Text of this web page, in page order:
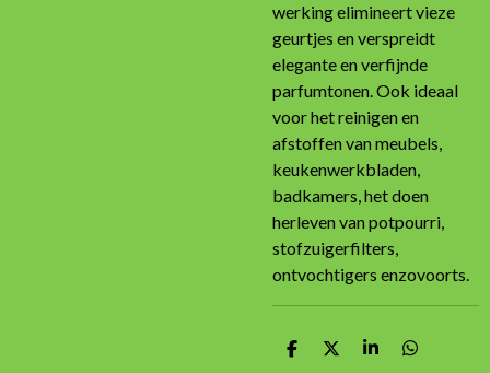
werking elimineert vieze
geurtjes en verspreidt
elegante en verfijnde
parfumtonen. Ook ideaal
voor het reinigen en
afstoffen van meubels,
keukenwerkbladen,
badkamers, het doen
herleven van potpourri,
stofzuigerfilters,
ontvochtigers enzovoorts.
D
D
S
D